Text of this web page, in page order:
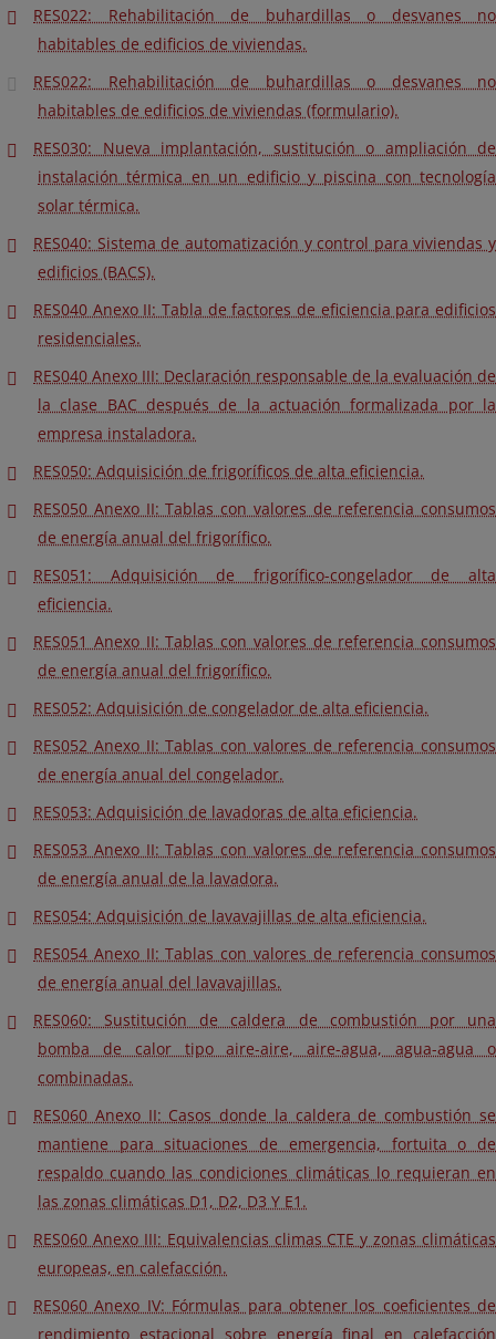
RES022: Rehabilitación de buhardillas o desvanes no
habitables de edificios de viviendas.
RES022: Rehabilitación de buhardillas o desvanes no
habitables de edificios de viviendas (formulario).
RES030: Nueva implantación, sustitución o ampliación de
instalación térmica en un edificio y piscina con tecnología
solar térmica.
RES040: Sistema de automatización y control para viviendas y
edificios (BACS).
RES040 Anexo II: Tabla de factores de eficiencia para edificios
residenciales.
RES040 Anexo III: Declaración responsable de la evaluación de
la clase BAC después de la actuación formalizada por la
empresa instaladora.
RES050: Adquisición de frigoríficos de alta eficiencia.
RES050 Anexo II: Tablas con valores de referencia consumos
de energía anual del frigorífico.
RES051: Adquisición de frigorífico-congelador de alta
eficiencia.
RES051 Anexo II: Tablas con valores de referencia consumos
de energía anual del frigorífico.
RES052: Adquisición de congelador de alta eficiencia.
RES052 Anexo II: Tablas con valores de referencia consumos
de energía anual del congelador.
RES053: Adquisición de lavadoras de alta eficiencia.
RES053 Anexo II: Tablas con valores de referencia consumos
de energía anual de la lavadora.
RES054: Adquisición de lavavajillas de alta eficiencia.
RES054 Anexo II: Tablas con valores de referencia consumos
de energía anual del lavavajillas.
RES060: Sustitución de caldera de combustión por una
bomba de calor tipo aire-aire, aire-agua, agua-agua o
combinadas.
RES060 Anexo II: Casos donde la caldera de combustión se
mantiene para situaciones de emergencia, fortuita o de
respaldo cuando las condiciones climáticas lo requieran en
las zonas climáticas D1, D2, D3 Y E1.
RES060 Anexo III: Equivalencias climas CTE y zonas climáticas
europeas, en calefacción.
RES060 Anexo IV: Fórmulas para obtener los coeficientes de
rendimiento estacional sobre energía final en calefacción